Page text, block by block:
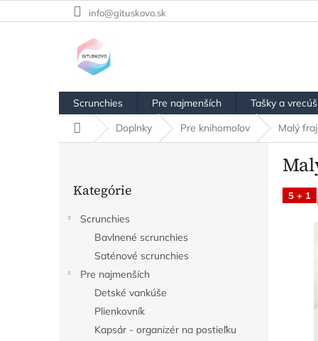
na
info@gituskovo.sk
Scrunchies Pre najmenších
Tašky a
DomovDoplnky Pre knihomoľov Malý
kategórie
Kategórie
Scrunchies
Bavlnené scrunchies
Saténové scrunchies
Pre najmenších
Detské vankúše
Plienkovník
Kapsár - organizér na postieľku
5 + 1